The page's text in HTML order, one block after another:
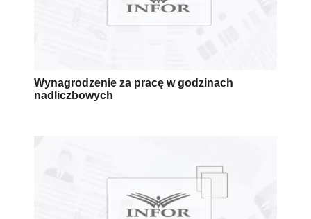
Wynagrodzenie za pracę w godzinach
nadliczbowych